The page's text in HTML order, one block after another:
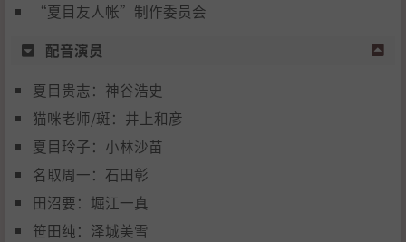
“夏目友人帐”制作委员会
配音演员
夏目贵志：神谷浩史
猫咪老师/斑：井上和彦
夏目玲子：小林沙苗
名取周一：石田彰
田沼要：堀江一真
笹田纯：泽城美雪